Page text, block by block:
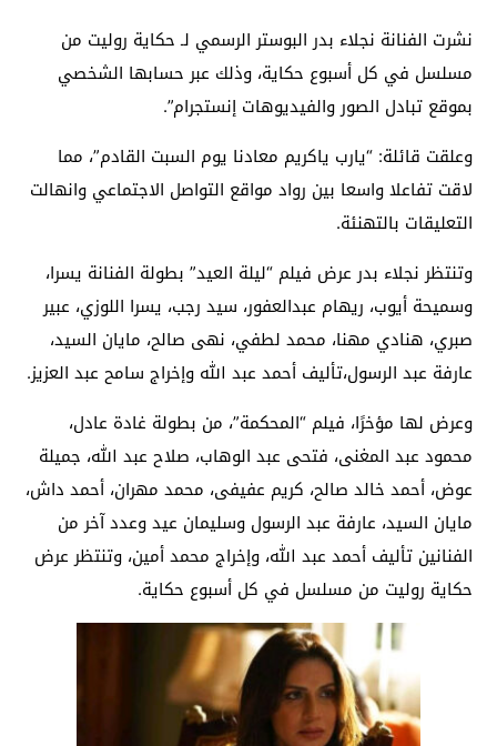
نشرت الفنانة نجلاء بدر البوستر الرسمي لـ حكاية روليت من
مسلسل في كل أسبوع حكاية، وذلك عبر حسابها الشخصي
بموقع تبادل الصور والفيديوهات إنستجرام”.
وعلقت قائلة: “يارب ياكريم معادنا يوم السبت القادم”، مما
لاقت تفاعلا واسعا بين رواد مواقع التواصل الاجتماعي وانهالت
التعليقات بالتهنئة.
وتنتظر نجلاء بدر عرض فيلم “ليلة العيد” بطولة الفنانة يسرا،
وسميحة أيوب، ريهام عبدالعفور، سيد رجب، يسرا اللوزي، عبير
صبري، هنادي مهنا، محمد لطفي، نهى صالح، مايان السيد،
عارفة عبد الرسول،تأليف أحمد عبد الله وإخراج سامح عبد العزيز.
وعرض لها مؤخرًا، فيلم “المحكمة”، من بطولة غادة عادل،
محمود عبد المغنى، فتحى عبد الوهاب، صلاح عبد الله، جميلة
عوض، أحمد خالد صالح، كريم عفيفى، محمد مهران، أحمد داش،
مايان السيد، عارفة عبد الرسول وسليمان عيد وعدد آخر من
الفنانين تأليف أحمد عبد الله، وإخراج محمد أمين، وتنتظر عرض
حكاية روليت من مسلسل في كل أسبوع حكاية.